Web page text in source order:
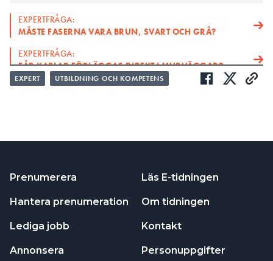
EXPERTFRÅGA:
MÅSTE FASERNA VARA BRUN, SVART OCH GRÅ?
EXPERTFRÅGA:
FÅR KABLAR FÖRLÄGGAS DIREKT I MURVÄGGAR?
FRÅGA:Spelar det någon roll om jordfelsbrytaren
ske ovanifrån eller underifrån beror på hur
jordfelsbrytare spelar det ingen roll om matande
ledare kopplas in ovanifrån eller underifrån. Den
fungerar oavsett. Enkelriktade jordfelsbrytare
jordfelsbrytare måste matande ledare inkopplas
enligt den anvisning som tillverkaren angett. Man
EXPERT UTBILDNING OCH KOMPETENS
Prenumerera
Hantera prenumeration
Lediga jobb
Annonsera
Läs E-tidningen
Om tidningen
Kontakt
Personuppgifter